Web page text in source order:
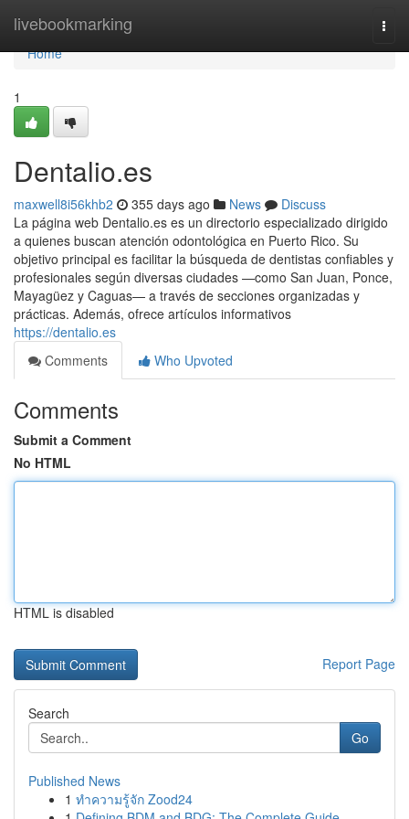
livebookmarking
Home
Home
1
Dentalio.es
maxwell8i56khb2 355 days ago News
Discuss
La página web Dentalio.es es un directorio especializado dirigido
a quienes buscan atención odontológica en Puerto Rico. Su
objetivo principal es facilitar la búsqueda de dentistas confiables y
profesionales según diversas ciudades —como San Juan, Ponce,
Mayagüez y Caguas— a través de secciones organizadas y
prácticas. Además, ofrece artículos informativos
https://dentalio.es
Comments
Who Upvoted
Comments
Submit a Comment
No HTML
HTML is disabled
Report Page
Search
Go
Published News
1 ทำความรู้จัก Zood24